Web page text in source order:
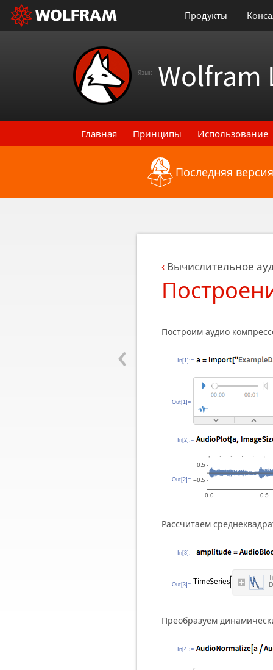
Продукты
Язык Wolfram
Главная Принципы Использование
Назад к последнимПоследняя
‹
Вычислительное
Построим аудио
In[1]:=
Out[1]=
In[2]:=
Out[2]=
Рассчитаем
In[3]:=
Out[3]=
Преобразуем
In[4]:=